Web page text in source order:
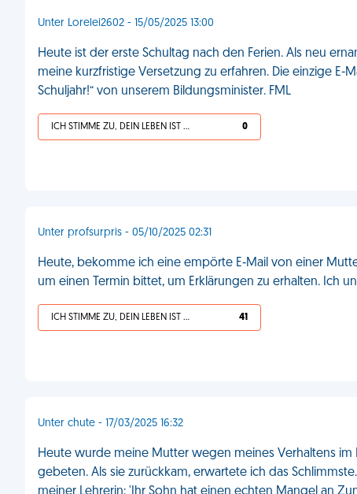
Unter Lorelei2602 - 15/05/2025 13:00
Heute ist der erste Schultag nach den Ferien. Als neu
meine kurzfristige Versetzung zu erfahren. Die einzige E-
Schuljahr!“ von unserem Bildungsminister. FML
ICH STIMME ZU, DEIN LEBEN IST SCHEISSE 0
Unter profsurpris - 05/10/2025 02:31
Heute, bekomme ich eine empörte E‑Mail von einer
um einen Termin bittet, um Erklärungen zu erhalten. Ich
ICH STIMME ZU, DEIN LEBEN IST SCHEISSE 41
Unter chute - 17/03/2025 16:32
Heute wurde meine Mutter wegen meines Verhaltens
gebeten. Als sie zurückkam, erwartete ich das